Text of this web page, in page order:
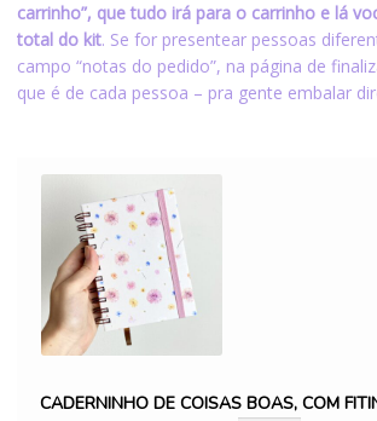
carrinho”, que tudo irá para o carrinho e lá
total do kit. Se for presentear pessoas
campo “notas do pedido”, na página de
que é de cada pessoa – pra gente embalar
CADERNINHO DE COISAS BOAS, COM